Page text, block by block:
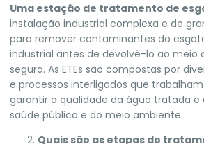
Uma estação de tratamento de
instalação industrial complexa e de
para remover contaminantes do
industrial antes de devolvê-lo ao meio
segura. As ETEs são compostas por
e processos interligados que
garantir a qualidade da água tratada e
saúde pública e do meio ambiente.
Quais são as etapas do